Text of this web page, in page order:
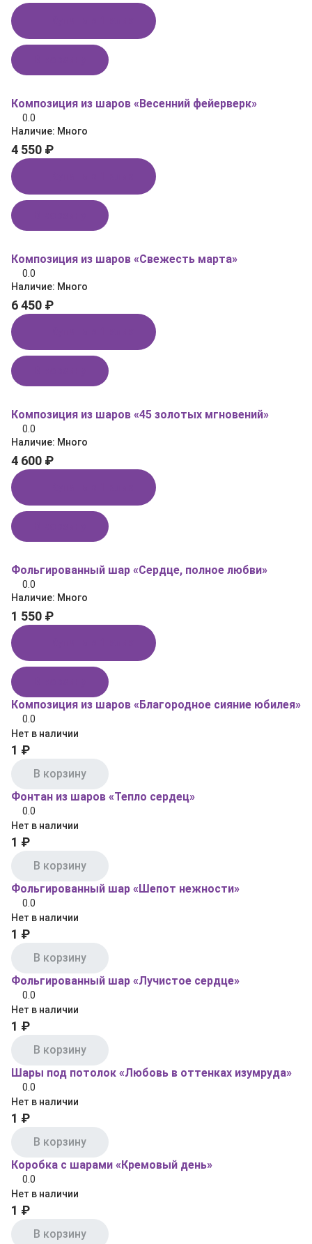
Композиция из шаров «Весенний фейерверк»
0.0
Наличие: Много
4 550 ₽
Композиция из шаров «Свежесть марта»
0.0
Наличие: Много
6 450 ₽
Композиция из шаров «45 золотых мгновений»
0.0
Наличие: Много
4 600 ₽
Фольгированный шар «Сердце, полное любви»
0.0
Наличие: Много
1 550 ₽
Композиция из шаров «Благородное сияние юбилея»
0.0
Нет в наличии
1 ₽
В корзину
Фонтан из шаров «Тепло сердец»
0.0
Нет в наличии
1 ₽
В корзину
Фольгированный шар «Шепот нежности»
0.0
Нет в наличии
1 ₽
В корзину
Фольгированный шар «Лучистое сердце»
0.0
Нет в наличии
1 ₽
В корзину
Шары под потолок «Любовь в оттенках изумруда»
0.0
Нет в наличии
1 ₽
В корзину
Коробка с шарами «Кремовый день»
0.0
Нет в наличии
1 ₽
В корзину